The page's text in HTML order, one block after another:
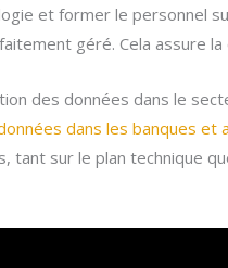
et former le personnel
géré. Cela assure
des données dans le
dans les banques et
tant sur le plan technique